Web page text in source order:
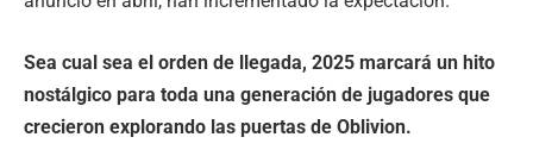
Sea cual sea el orden de llegada, 2025 marcará un hito
nostálgico para toda una generación de jugadores que
crecieron explorando las puertas de Oblivion.